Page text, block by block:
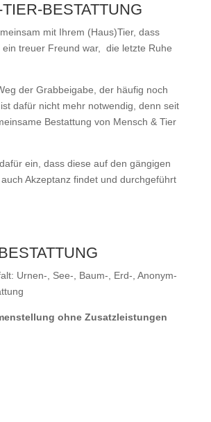
BESTATTUNG
mit Ihrem (Haus)Tier, dass
ein treuer Freund war, die letzte Ruhe
der Grabbeigabe, der häufig noch
dafür nicht mehr notwendig, denn seit
Bestattung von Mensch & Tier
ein, dass diese auf den gängigen
Akzeptanz findet und durchgeführt
Urnen-, See-, Baum-, Erd-, Anonym-
ohne Zusatzleistungen